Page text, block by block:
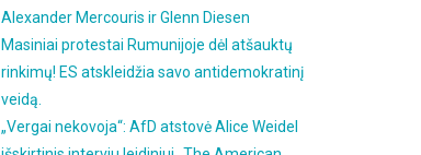
Alexander Mercouris ir Glenn Diesen
Masiniai protestai Rumunijoje dėl atšauktų
rinkimų! ES atskleidžia savo antidemokratinį
veidą.
„Vergai nekovoja“: AfD atstovė Alice Weidel